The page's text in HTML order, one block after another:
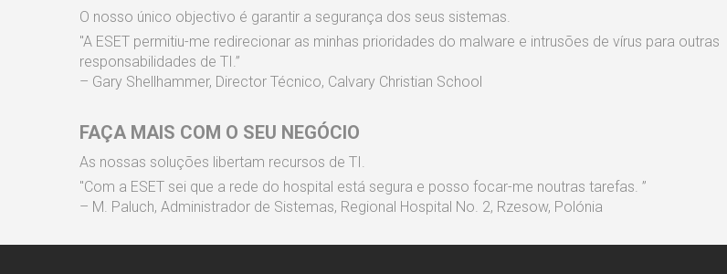
O nosso único objectivo é garantir a segurança dos seus sistemas.
"A ESET permitiu-me redirecionar as minhas prioridades do malware e intrusões de vírus para outras
responsabilidades de TI.”
– Gary Shellhammer, Director Técnico, Calvary Christian School
FAÇA MAIS COM O SEU NEGÓCIO
As nossas soluções libertam recursos de TI.
"Com a ESET sei que a rede do hospital está segura e posso focar-me noutras tarefas. ”
– M. Paluch, Administrador de Sistemas, Regional Hospital No. 2, Rzesow, Polónia